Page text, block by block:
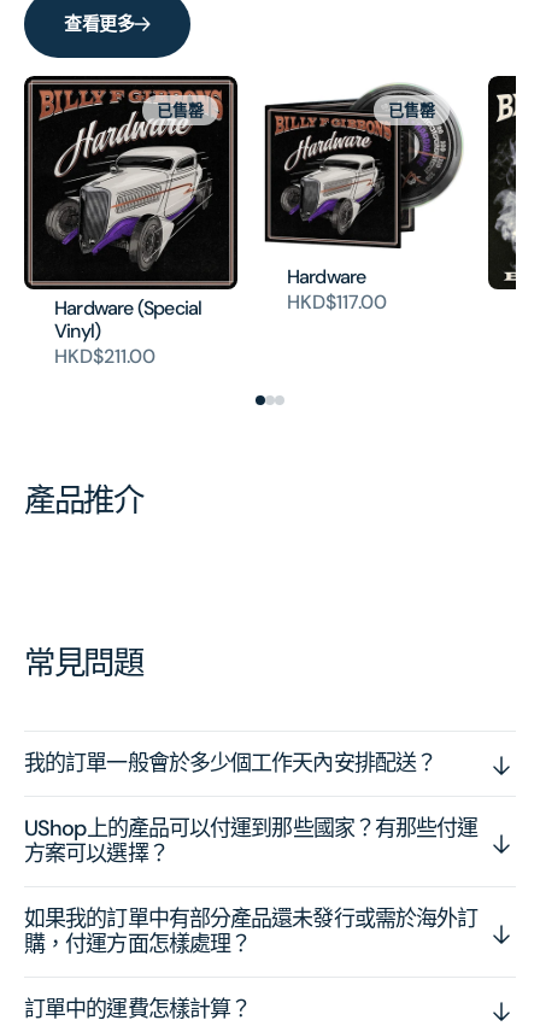
查看更多
Hardware (Special
Vinyl)
HKD$211.00
已售罄
Hardware
HKD$117.00
已售罄
產品推介
常見問題
我的訂單一般會於多少個工作天內安排配送？
UShop上的產品可以付運到那些國家？有那些付運
方案可以選擇？
如果我的訂單中有部分產品還未發行或需於海外訂
購，付運方面怎樣處理？
訂單中的運費怎樣計算？